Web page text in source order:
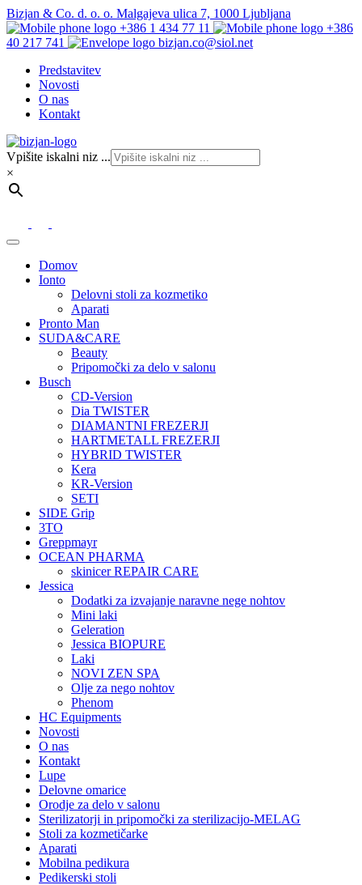
Bizjan & Co. d. o. o. Malgajeva ulica 7, 1000 Ljubljana
+386 1 434 77 11
+386
40 217 741
bizjan.co@siol.net
Predstavitev
Novosti
O nas
Kontakt
Vpišite iskalni niz ...
×
Domov
Ionto
Delovni stoli za kozmetiko
Aparati
Pronto Man
SUDA&CARE
Beauty
Pripomočki za delo v salonu
Busch
CD-Version
Dia TWISTER
DIAMANTNI FREZERJI
HARTMETALL FREZERJI
HYBRID TWISTER
Kera
KR-Version
SETI
SIDE Grip
3TO
Greppmayr
OCEAN PHARMA
skinicer REPAIR CARE
Jessica
Dodatki za izvajanje naravne nege nohtov
Mini laki
Geleration
Jessica BIOPURE
Laki
NOVI ZEN SPA
Olje za nego nohtov
Phenom
HC Equipments
Novosti
O nas
Kontakt
Lupe
Delovne omarice
Orodje za delo v salonu
Sterilizatorji in pripomočki za sterilizacijo-MELAG
Stoli za kozmetičarke
Aparati
Mobilna pedikura
Pedikerski stoli